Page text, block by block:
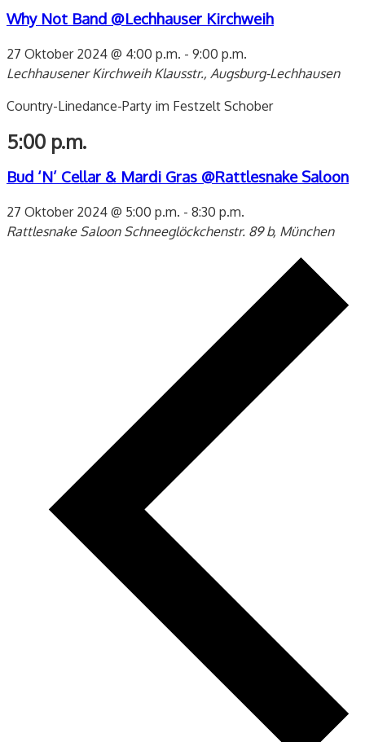
Why Not Band @Lechhauser Kirchweih
27 Oktober 2024 @ 4:00 p.m. - 9:00 p.m.
Lechhausener Kirchweih Klausstr., Augsburg-Lechhausen
Country-Linedance-Party im Festzelt Schober
5:00 p.m.
Bud ‘N’ Cellar & Mardi Gras @Rattlesnake Saloon
27 Oktober 2024 @ 5:00 p.m. - 8:30 p.m.
Rattlesnake Saloon Schneeglöckchenstr. 89 b, München